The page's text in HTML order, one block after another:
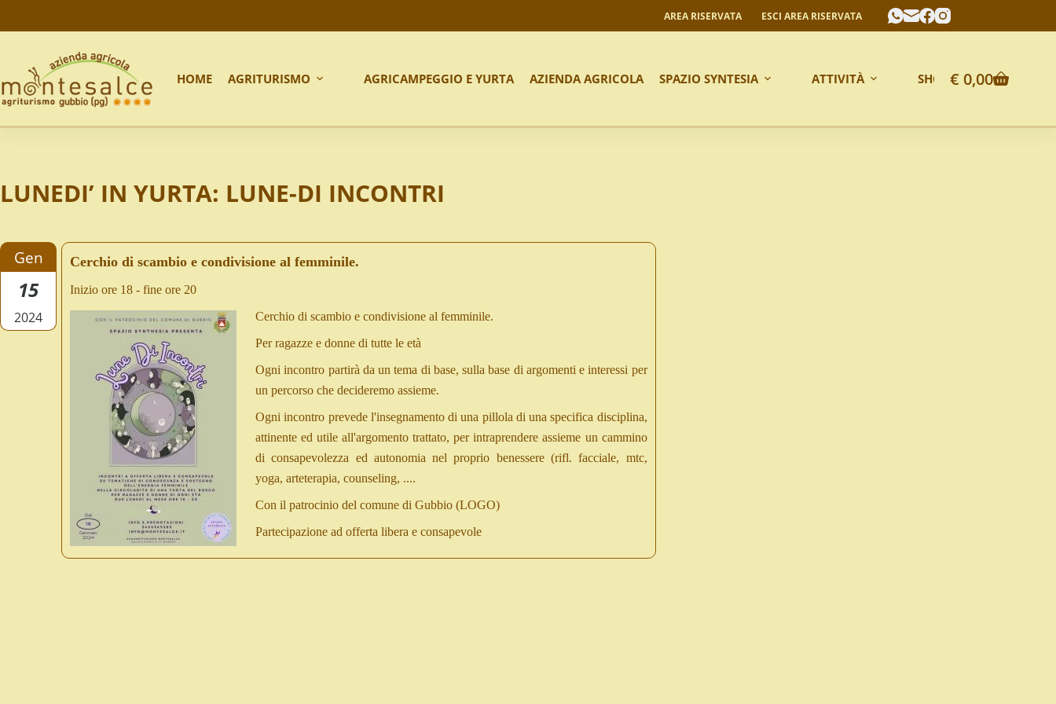
AREA RISERVATA ESCI AREA RISERVATA
HOME AGRITURISMO AGRICAMPEGGIO E YURTA AZIENDA AGRICOLA SPAZIO SYNTESIA ATTIVITÀ SHOP ONLINE
€ 0,00
LUNEDI’ IN YURTA: LUNE-DI INCONTRI
Gen
15
2024
Cerchio di scambio e condivisione al femminile.
Inizio ore 18 - fine ore 20
Cerchio di scambio e condivisione al femminile.
Per ragazze e donne di tutte le età
Ogni incontro partirà da un tema di base, sulla base di argomenti e interessi per
un percorso che decideremo assieme.
Ogni incontro prevede l'insegnamento di una pillola di una specifica disciplina,
attinente ed utile all'argomento trattato, per intraprendere assieme un cammino
di consapevolezza ed autonomia nel proprio benessere (rifl. facciale, mtc,
yoga, arteterapia, counseling, ....
Con il patrocinio del comune di Gubbio (LOGO)
Partecipazione ad offerta libera e consapevole